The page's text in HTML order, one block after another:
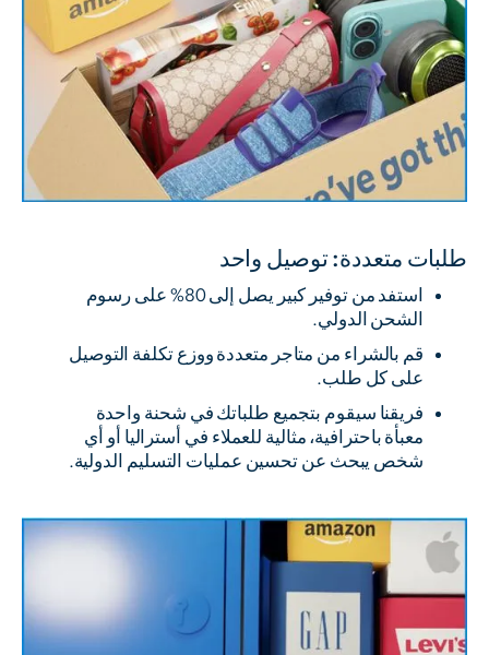
طلبات متعددة: توصيل واحد
استفد من توفير كبير يصل إلى 80% على رسوم
الشحن الدولي.
قم بالشراء من متاجر متعددة ووزع تكلفة التوصيل
على كل طلب.
فريقنا سيقوم بتجميع طلباتك في شحنة واحدة
معبأة باحترافية، مثالية للعملاء في أستراليا أو أي
شخص يبحث عن تحسين عمليات التسليم الدولية.